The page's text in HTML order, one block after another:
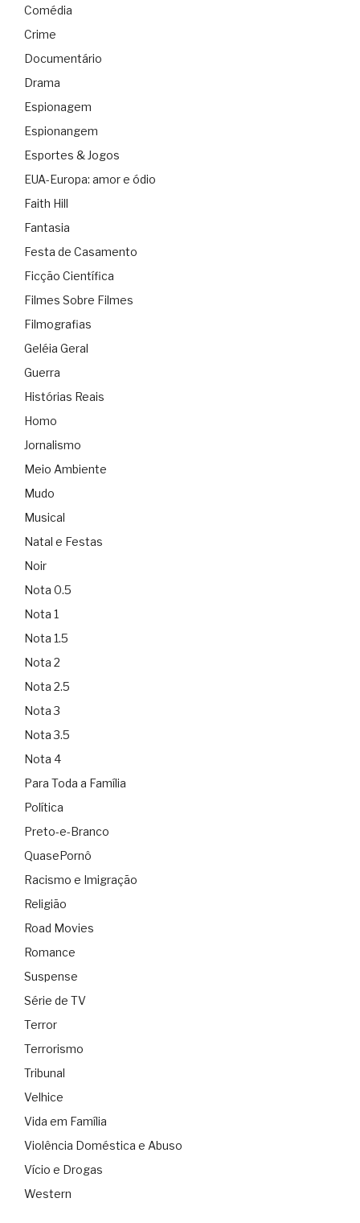
Comédia
Crime
Documentário
Drama
Espionagem
Espionangem
Esportes & Jogos
EUA-Europa: amor e ódio
Faith Hill
Fantasia
Festa de Casamento
Ficção Científica
Filmes Sobre Filmes
Filmografias
Geléia Geral
Guerra
Histórias Reais
Homo
Jornalismo
Meio Ambiente
Mudo
Musical
Natal e Festas
Noir
Nota 0.5
Nota 1
Nota 1.5
Nota 2
Nota 2.5
Nota 3
Nota 3.5
Nota 4
Para Toda a Família
Política
Preto-e-Branco
QuasePornô
Racismo e Imigração
Religião
Road Movies
Romance
Suspense
Série de TV
Terror
Terrorismo
Tribunal
Velhice
Vida em Família
Violência Doméstica e Abuso
Vício e Drogas
Western